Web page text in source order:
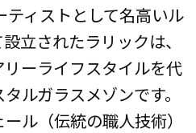
ティストとして名高いル
立されたラリックは、
ーライフスタイルを代
ルガラスメゾンです。
ル（伝統の職人技術）